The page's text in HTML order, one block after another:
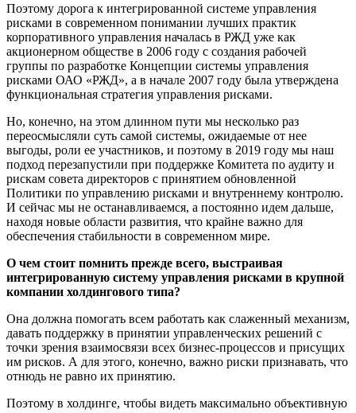
Поэтому дорога к интегрированной системе управления
рисками в современном понимании лучших практик
корпоративного управления началась в РЖД уже как
акционерном обществе в 2006 году с создания рабочей
группы по разработке Концепции системы управления
рисками ОАО «РЖД», а в начале 2007 году была утверждена
функциональная стратегия управления рисками.
Но, конечно, на этом длинном пути мы несколько раз
переосмысляли суть самой системы, ожидаемые от нее
выгоды, роли ее участников, и поэтому в 2019 году мы наш
подход перезапустили при поддержке Комитета по аудиту и
рискам совета директоров с принятием обновленной
Политики по управлению рисками и внутреннему контролю.
И сейчас мы не останавливаемся, а постоянно идем дальше,
находя новые области развития, что крайне важно для
обеспечения стабильности в современном мире.
О чем стоит помнить прежде всего, выстраивая
интегрированную систему управления рисками в крупной
компании холдингового типа?
Она должна помогать всем работать как слаженный механизм,
давать поддержку в принятии управленческих решений с
точки зрения взаимосвязи всех бизнес-процессов и присущих
им рисков. А для этого, конечно, важно риски признавать, что
отнюдь не равно их принятию.
Поэтому в холдинге, чтобы видеть максимально объективную